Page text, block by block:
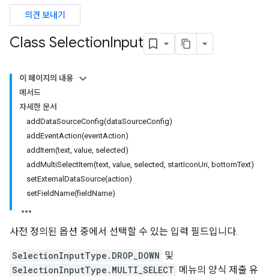
의견 보내기
Class SelectionInput
이 페이지의 내용
메서드
자세한 문서
addDataSourceConfig(dataSourceConfig)
addEventAction(eventAction)
addItem(text, value, selected)
addMultiSelectItem(text, value, selected, startIconUri, bottomText)
setExternalDataSource(action)
setFieldName(fieldName)
사전 정의된 옵션 중에서 선택할 수 있는 입력 필드입니다.
SelectionInputType.DROP_DOWN 및
SelectionInputType.MULTI_SELECT 메뉴의 양식 제출 유